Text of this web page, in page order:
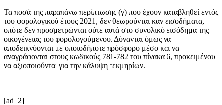
Τα ποσά της παραπάνω περίπτωσης (γ) που έχουν καταβληθεί εντός
του φορολογικού έτους 2021, δεν θεωρούνται καν εισοδήματα,
οπότε δεν προσμετρώνται ούτε αυτά στο συνολικό εισόδημα της
οικογένειας του φορολογούμενου. Δύνανται όμως να
αποδεικνύονται με οποιοδήποτε πρόσφορο μέσο και να
αναγράφονται στους κωδικούς 781-782 του πίνακα 6, προκειμένου
να αξιοποιούνται για την κάλυψη τεκμηρίων.
[ad_2]